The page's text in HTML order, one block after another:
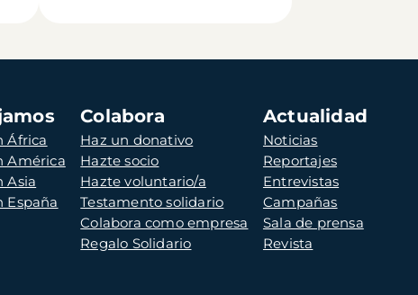
África
América
Asia
España
Colabora
Haz un donativo
Hazte socio
Hazte voluntario/a
Testamento solidario
Colabora como empresa
Regalo Solidario
Actualidad
Noticias
Reportajes
Entrevistas
Campañas
Sala de prensa
Revista